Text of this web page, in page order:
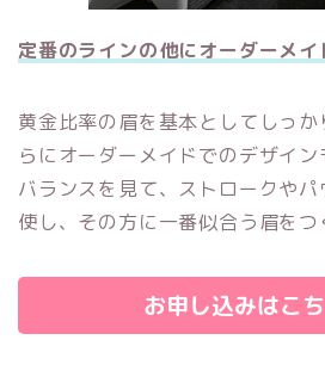
定番のラインの他にオーダーメイ
黄金比率の眉を基本としてしっ
らにオーダーメイドでのデザイ
バランスを見て、ストロークや
使し、その方に一番似合う眉をつ
お申し込みはこ